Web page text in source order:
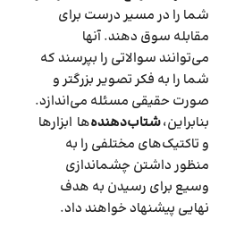
شما را در مسیر درست برای
مقابله سوق دهند. آنها
می‌توانند سوالاتی را بپرسند که
شما را به فکر تصویر بزرگتر و
صورت حقیقی مسئله می‌اندازد.
بنابراین،شتاب‌دهنده‌ها ابزارها
و تاکتیک‌های مختلفی را به
منظور داشتن چشم­اندازی
وسیع برای رسیدن به هدف
نهایی پیشنهاد خواهند داد.